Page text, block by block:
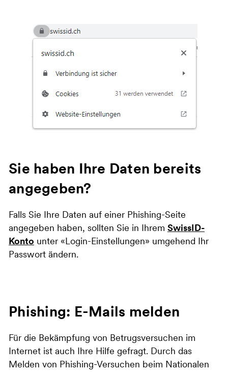
Sie haben Ihre Daten bereits
angegeben?
Falls Sie Ihre Daten auf einer Phishing-Seite
angegeben haben, sollten Sie in Ihrem SwissID-
Konto unter «Login-Einstellungen» umgehend Ihr
Passwort ändern.
Phishing: E-Mails melden
Für die Bekämpfung von Betrugsversuchen im
Internet ist auch Ihre Hilfe gefragt. Durch das
Melden von Phishing-Versuchen beim Nationalen